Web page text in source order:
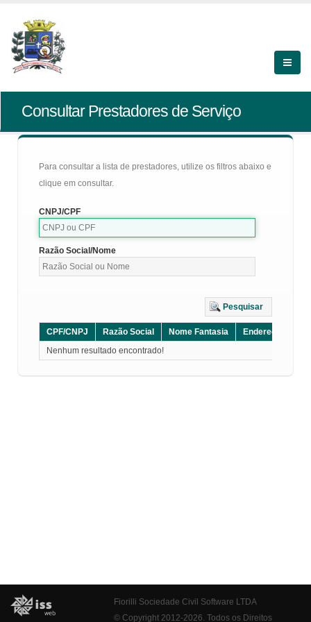
Consultar Prestadores de Serviço
Para consultar a lista de prestadores, utilize os filtros abaixo e
clique em consultar.
CNPJ/CPF
Razão Social/Nome
Pesquisar
CPF/CNPJ Razão Social Nome Fantasia Endereço
Nenhum resultado encontrado!
Fiorilli Sociedade Civil Software LTDA
© Copyright 2012-2026. Todos os Direitos